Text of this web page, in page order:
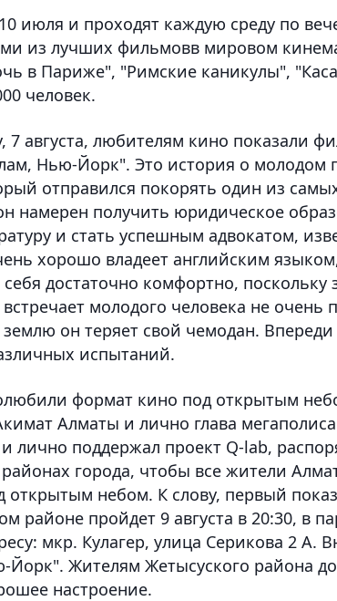
июля и проходят каждую среду по
из лучших фильмовв мировом
в Париже", "Римские каникулы",
человек.
августа, любителям кино показали
Нью-Йорк". Это история о молодом
отправился покорять один из
намерен получить юридическое
и стать успешным адвокатом,
хорошо владеет английским
себя достаточно комфортно, поскольку
молодого человека не очень
он теряет свой чемодан.
испытаний.
формат кино под открытым
Алматы и лично глава
и лично поддержал проект Q-lab,
города, чтобы все жители
открытым небом. К слову, первый
районе пройдет 9 августа в 20:30, в
мкр. Кулагер, улица Серикова 2 А.
Жителям Жетысуского района
настроение.